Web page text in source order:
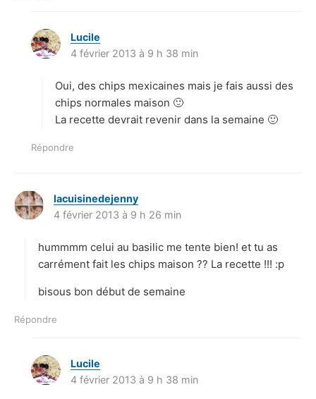
Lucile
i
:
4 février 2013 à 9 h 38 min
Oui, des chips mexicaines mais je fais aussi des
chips normales maison 🙂
La recette devrait revenir dans la semaine 🙂
Répondre
lacuisinedejenny
i
:
4 février 2013 à 9 h 26 min
hummmm celui au basilic me tente bien! et tu as
carrément fait les chips maison ?? La recette !!! :p
bisous bon début de semaine
Répondre
Lucile
i
4 février 2013 à 9 h 38 min